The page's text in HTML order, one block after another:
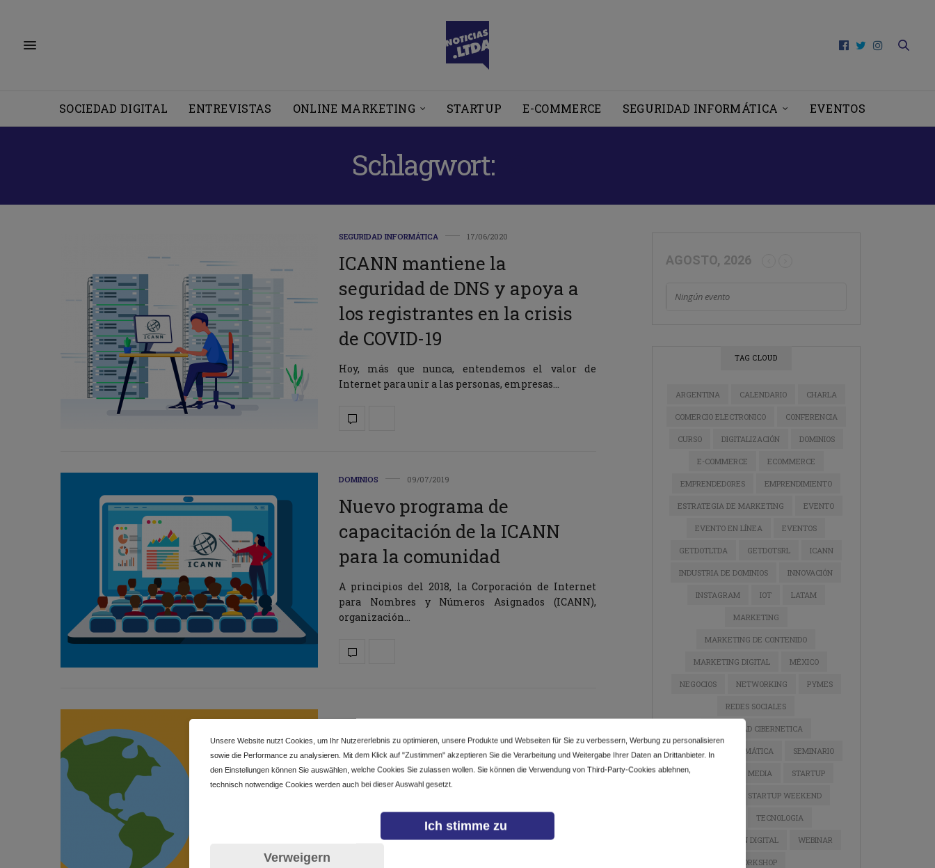
SOCIEDAD DIGITAL ENTREVISTAS ONLINE MARKETING STARTUP E-COMMERCE SEGURIDAD INFORMÁTICA EVENTOS
Schlagwort:
SEGURIDAD INFORMÁTICA 17/06/2020
ICANN mantiene la
seguridad de DNS y apoya a
los registrantes en la crisis
de COVID-19
Hoy, más que nunca, entendemos el valor de
Internet para unir a las personas, empresas…
DOMINIOS 09/07/2019
Nuevo programa de
capacitación de la ICANN
para la comunidad
A principios del 2018, la Corporación de Internet
para Nombres y Números Asignados (ICANN),
organización…
SOCIEDAD DIGITAL 28/05/2019
Internet tiene sus pioneros en
Latinoamérica y el Caribe
Es un honor para nuestro espacio de noticias
dedicado a la región de LAC (Latinoamérica…
AGOSTO, 2026
Ningún evento
TAG CLOUD
ARGENTINA CALENDARIO CHARLA
COMERCIO ELECTRONICO CONFERENCIA
CURSO DIGITALIZACIÓN DOMINIOS
E-COMMERCE ECOMMERCE
EMPRENDEDORES EMPRENDIMIENTO
ESTRATEGIA DE MARKETING EVENTO
EVENTO EN LÍNEA EVENTOS
GETDOTLTDA GETDOTSRL ICANN
INDUSTRIA DE DOMINIOS INNOVACIÓN
INSTAGRAM IOT LATAM
MARKETING
MARKETING DE CONTENIDO
MARKETING DIGITAL MÉXICO
NEGOCIOS NETWORKING PYMES
REDES SOCIALES
SEGURIDAD CIBERNETICA
SEGURIDAD INFORMÁTICA SEMINARIO
SEO SOCIAL MEDIA STARTUP
STARTUP WEEKEND
TECNOLOGIA
TRANSFORMACIÓN DIGITAL WEBINAR
WORKSHOP
Unsere Website nutzt Cookies, um Ihr Nutzererlebnis zu optimieren, unsere Produkte und Webseiten für Sie zu verbessern, Werbung zu personalisieren
sowie die Performance zu analysieren. Mit dem Klick auf "Zustimmen" akzeptieren Sie die Verarbeitung und Weitergabe Ihrer Daten an Drittanbieter. In
den Einstellungen können Sie auswählen, welche Cookies Sie zulassen wollen. Sie können die Verwendung von Third-Party-Cookies ablehnen,
technisch notwendige Cookies werden auch bei dieser Auswahl gesetzt.
Ich stimme zu
Verweigern